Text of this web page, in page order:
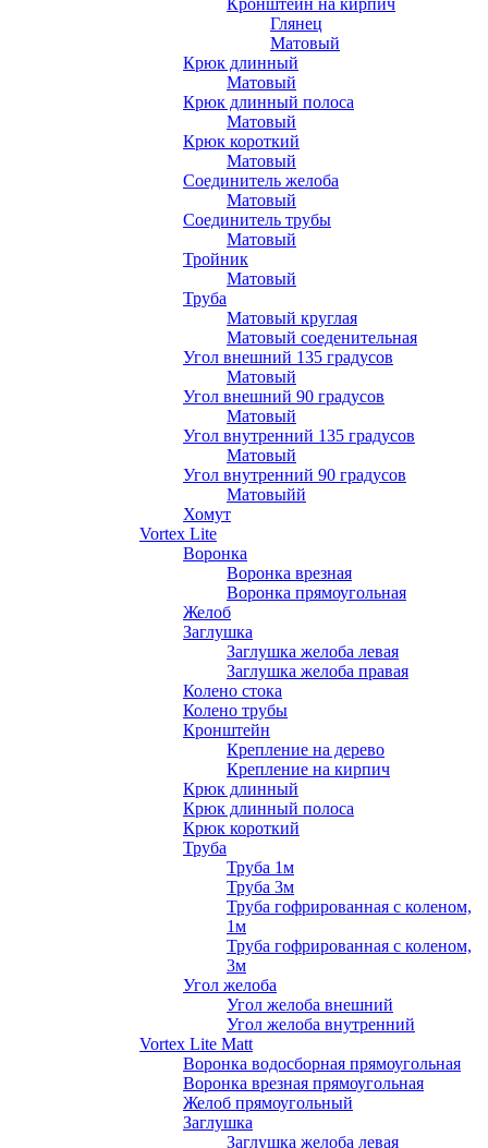
Кронштейн на кирпич
Глянец
Матовый
Крюк длинный
Матовый
Крюк длинный полоса
Матовый
Крюк короткий
Матовый
Соединитель желоба
Матовый
Соединитель трубы
Матовый
Тройник
Матовый
Труба
Матовый круглая
Матовый соеденительная
Угол внешний 135 градусов
Матовый
Угол внешний 90 градусов
Матовый
Угол внутренний 135 градусов
Матовый
Угол внутренний 90 градусов
Матовыйй
Хомут
Vortex Lite
Воронка
Воронка врезная
Воронка прямоугольная
Желоб
Заглушка
Заглушка желоба левая
Заглушка желоба правая
Колено стока
Колено трубы
Кронштейн
Крепление на дерево
Крепление на кирпич
Крюк длинный
Крюк длинный полоса
Крюк короткий
Труба
Труба 1м
Труба 3м
Труба гофрированная с коленом,
1м
Труба гофрированная с коленом,
3м
Угол желоба
Угол желоба внешний
Угол желоба внутренний
Vortex Lite Matt
Воронка водосборная прямоугольная
Воронка врезная прямоугольная
Желоб прямоугольный
Заглушка
Заглушка желоба левая